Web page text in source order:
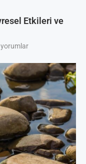
Etkileri ve